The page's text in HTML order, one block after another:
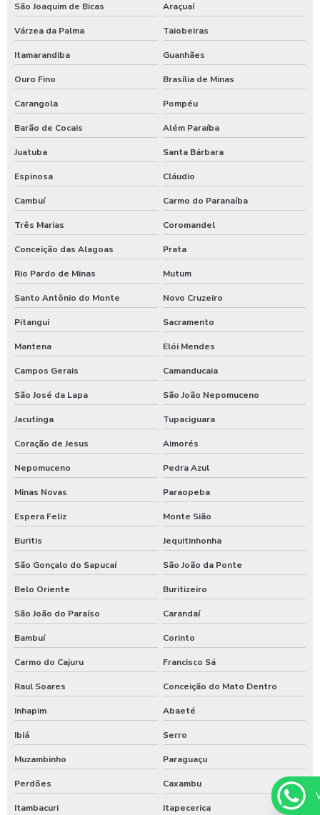
Produtos quimicos para lavagem automotiva
Produtos para tratamento de agua
Shampoo de lavar carros
Shampoozeira a ar
Shampoozeira automotiva
Shampoozeira automotiva manual
Shampoozeira automotiva pneumática
Shampoozeira automotiva profissional
Shampoozeira eletrônica
Shampoozeira industrial
Shampoozeira para lava rápido
Shampoozeira profissional
Shampoozeira sao paulo
Shampoozeira em sp
Shampoozeira valor
Shampoozeira a venda
Sistema de lavagem para agro
Sistema de lavagem para agroindústria
Sistema de lavagem de ônibus
Sistema de lavagem para transportadora
Tarifador de banho para praia
Tarifador para calibrador
Tarifador para calibrador com fichas
Tarifador para calibrador com moedas
São Joaquim de Bicas Araçuaí
Várzea da Palma Taiobeiras
Itamarandiba Guanhães
Ouro Fino Brasília de Minas
Carangola Pompéu
Barão de Cocais Além Paraíba
Juatuba Santa Bárbara
Espinosa Cláudio
Cambuí Carmo do Paranaíba
Três Marias Coromandel
Conceição das Alagoas Prata
Rio Pardo de Minas Mutum
Santo Antônio do Monte Novo Cruzeiro
Pitangui Sacramento
Mantena Elói Mendes
Campos Gerais Camanducaia
São José da Lapa São João Nepomuceno
Jacutinga Tupaciguara
Coração de Jesus Aimorés
Nepomuceno Pedra Azul
Minas Novas Paraopeba
Espera Feliz Monte Sião
Buritis Jequitinhonha
São Gonçalo do Sapucaí São João da Ponte
Belo Oriente Buritizeiro
São João do Paraíso Carandaí
Bambuí Corinto
Carmo do Cajuru Francisco Sá
Raul Soares Conceição do Mato Dentro
Inhapim Abaeté
Ibiá Serro
Muzambinho Paraguaçu
Perdões Caxambu
Itambacuri Itapecerica